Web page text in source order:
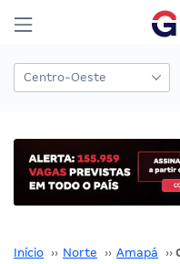
Início ›› Norte ›› Amapá ››